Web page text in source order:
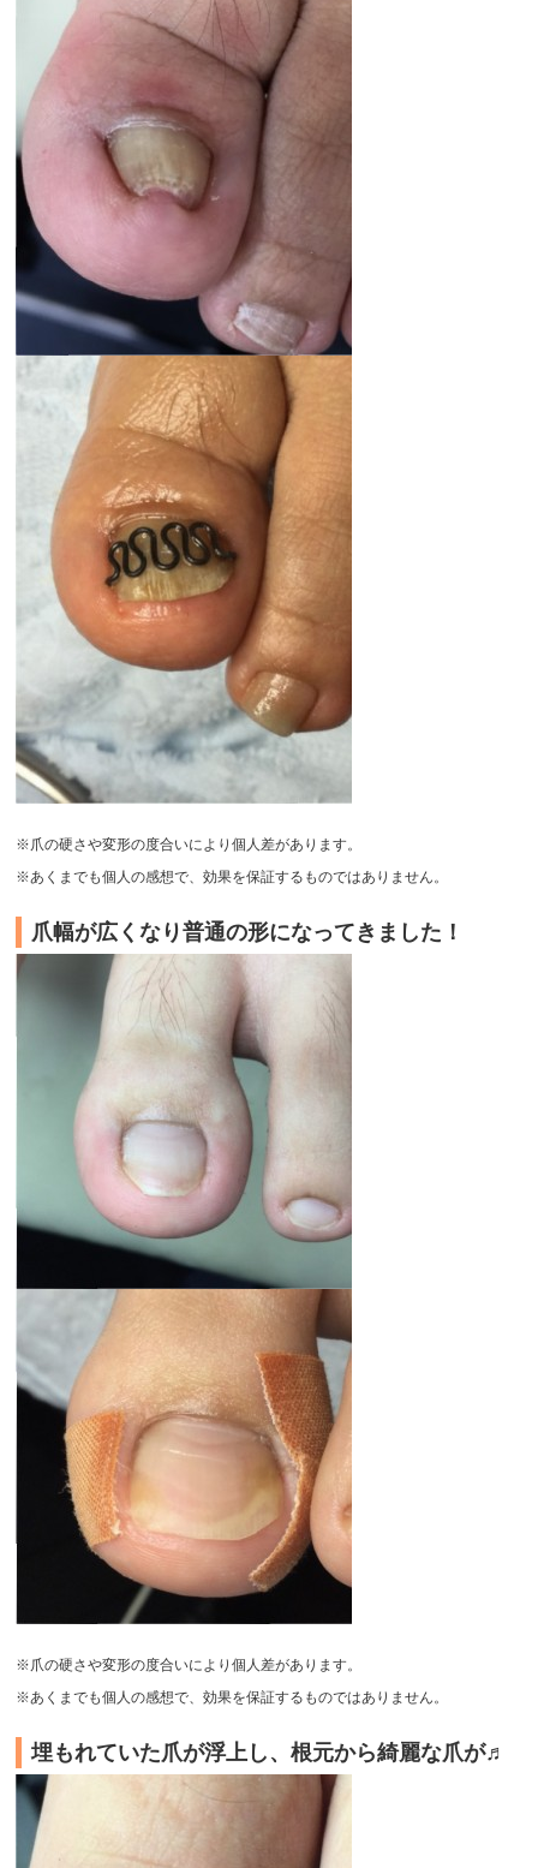
※爪の硬さや変形の度合いにより個人差があります。
※あくまでも個人の感想で、効果を保証するものではありません。
爪幅が広くなり普通の形になってきました！
※爪の硬さや変形の度合いにより個人差があります。
※あくまでも個人の感想で、効果を保証するものではありません。
埋もれていた爪が浮上し、根元から綺麗な爪が♬